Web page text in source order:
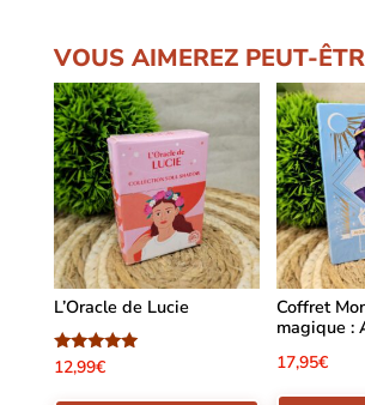
VOUS AIMEREZ PEUT-
L’Oracle de Lucie
Note
5.00
12,99€
Coffret
magique :
17,95€